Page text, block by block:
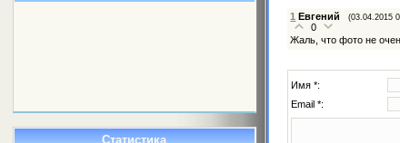
Статистика
1 Евгений (03.04.2015
0
Жаль, что фото не
Имя *:
Email *: